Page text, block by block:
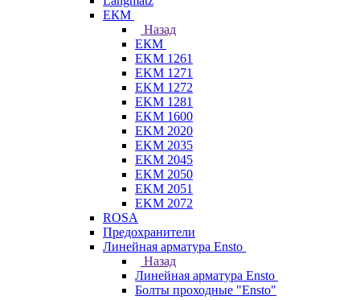
ЕКМ
Назад
ЕКМ
EKM 1261
EKM 1271
EKM 1272
EKM 1281
EKM 1600
EKM 2020
EKM 2035
EKM 2045
EKM 2050
EKM 2051
EKM 2072
ROSA
Предохранители
Линейная арматура Ensto
Назад
Линейная арматура Ensto
Болты проходные "Ensto"